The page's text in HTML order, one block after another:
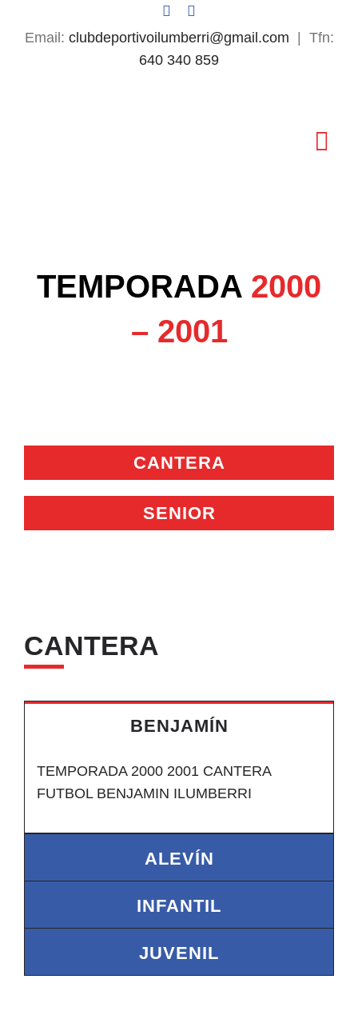
Email: clubdeportivoilumberri@gmail.com | Tfn:
640 340 859
Fútbol Base
Primer Equipo
Español
TEMPORADA 2000
– 2001
CANTERA
SENIOR
CANTERA
BENJAMÍN
TEMPORADA 2000 2001 CANTERA
FUTBOL BENJAMIN ILUMBERRI
ALEVÍN
INFANTIL
JUVENIL